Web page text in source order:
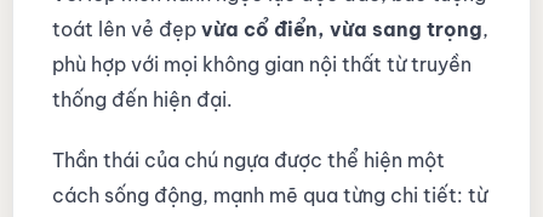
toát lên vẻ đẹp vừa cổ điển, vừa sang trọng,
phù hợp với mọi không gian nội thất từ truyền
thống đến hiện đại.
Thần thái của chú ngựa được thể hiện một
cách sống động, mạnh mẽ qua từng chi tiết: từ